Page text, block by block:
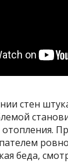
стен
отопления.
ровно
беда,